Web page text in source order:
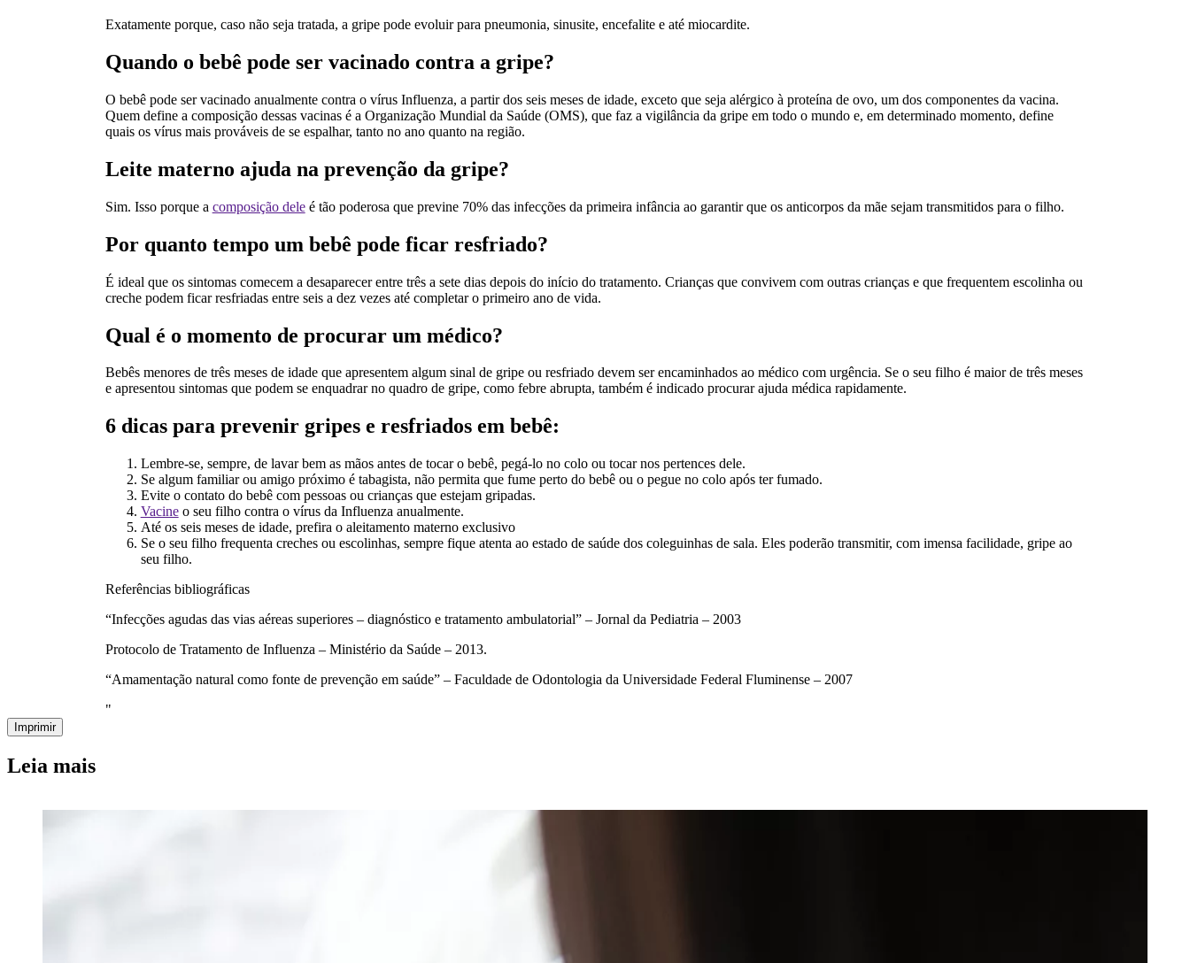
Exatamente porque, caso não seja tratada, a gripe pode evoluir para pneumonia, sinusite, encefalite e até miocardite.
Quando o bebê pode ser vacinado contra a gripe?
O bebê pode ser vacinado anualmente contra o vírus Influenza, a partir dos seis meses de idade, exceto que seja alérgico à proteína de ovo, um dos componentes da vacina.
Quem define a composição dessas vacinas é a Organização Mundial da Saúde (OMS), que faz a vigilância da gripe em todo o mundo e, em determinado momento, define
quais os vírus mais prováveis de se espalhar, tanto no ano quanto na região.
Leite materno ajuda na prevenção da gripe?
Sim. Isso porque a composição deleé tão poderosa que previne 70% das infecções da primeira infância ao garantir que os anticorpos da mãe sejam transmitidos para o filho.
Por quanto tempo um bebê pode ficar resfriado?
É ideal que os sintomas comecem a desaparecer entre três a sete dias depois do início do tratamento. Crianças que convivem com outras crianças e que frequentem escolinha ou
creche podem ficar resfriadas entre seis a dez vezes até completar o primeiro ano de vida.
Qual é o momento de procurar um médico?
Bebês menores de três meses de idade que apresentem algum sinal de gripe ou resfriado devem ser encaminhados ao médico com urgência. Se o seu filho é maior de três meses
e apresentou sintomas que podem se enquadrar no quadro de gripe, como febre abrupta, também é indicado procurar ajuda médica rapidamente.
6 dicas para prevenir gripes e resfriados em bebê:
Lembre-se, sempre, de lavar bem as mãos antes de tocar o bebê, pegá-lo no colo ou tocar nos pertences dele.
Se algum familiar ou amigo próximo é tabagista, não permita que fume perto do bebê ou o pegue no colo após ter fumado.
Evite o contato do bebê com pessoas ou crianças que estejam gripadas.
Vacineo seu filho contra o vírus da Influenza anualmente.
Até os seis meses de idade, prefira o aleitamento materno exclusivo
Se o seu filho frequenta creches ou escolinhas, sempre fique atenta ao estado de saúde dos coleguinhas de sala. Eles poderão transmitir, com imensa facilidade, gripe ao
seu filho.
Referências bibliográficas
“Infecções agudas das vias aéreas superiores – diagnóstico e tratamento ambulatorial” – Jornal da Pediatria – 2003
Protocolo de Tratamento de Influenza – Ministério da Saúde – 2013.
“Amamentação natural como fonte de prevenção em saúde” – Faculdade de Odontologia da Universidade Federal Fluminense – 2007
"
Imprimir
Leia mais